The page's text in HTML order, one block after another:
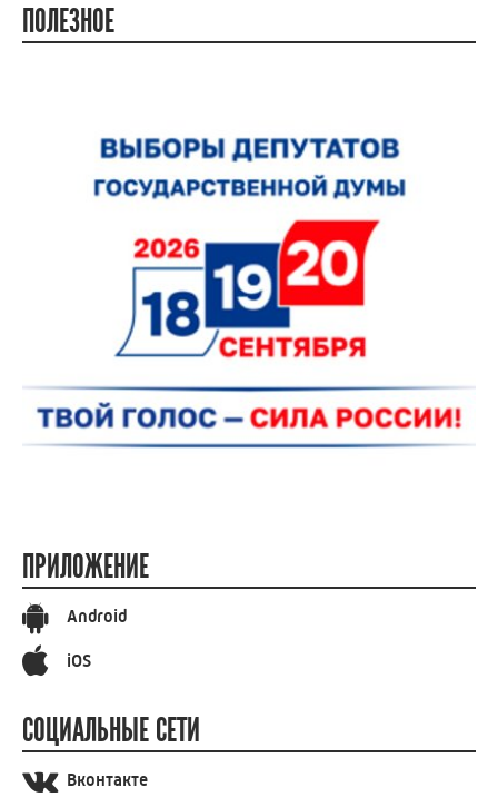
ПОЛЕЗНОЕ
ПРИЛОЖЕНИЕ
Android
iOS
СОЦИАЛЬНЫЕ СЕТИ
Вконтакте